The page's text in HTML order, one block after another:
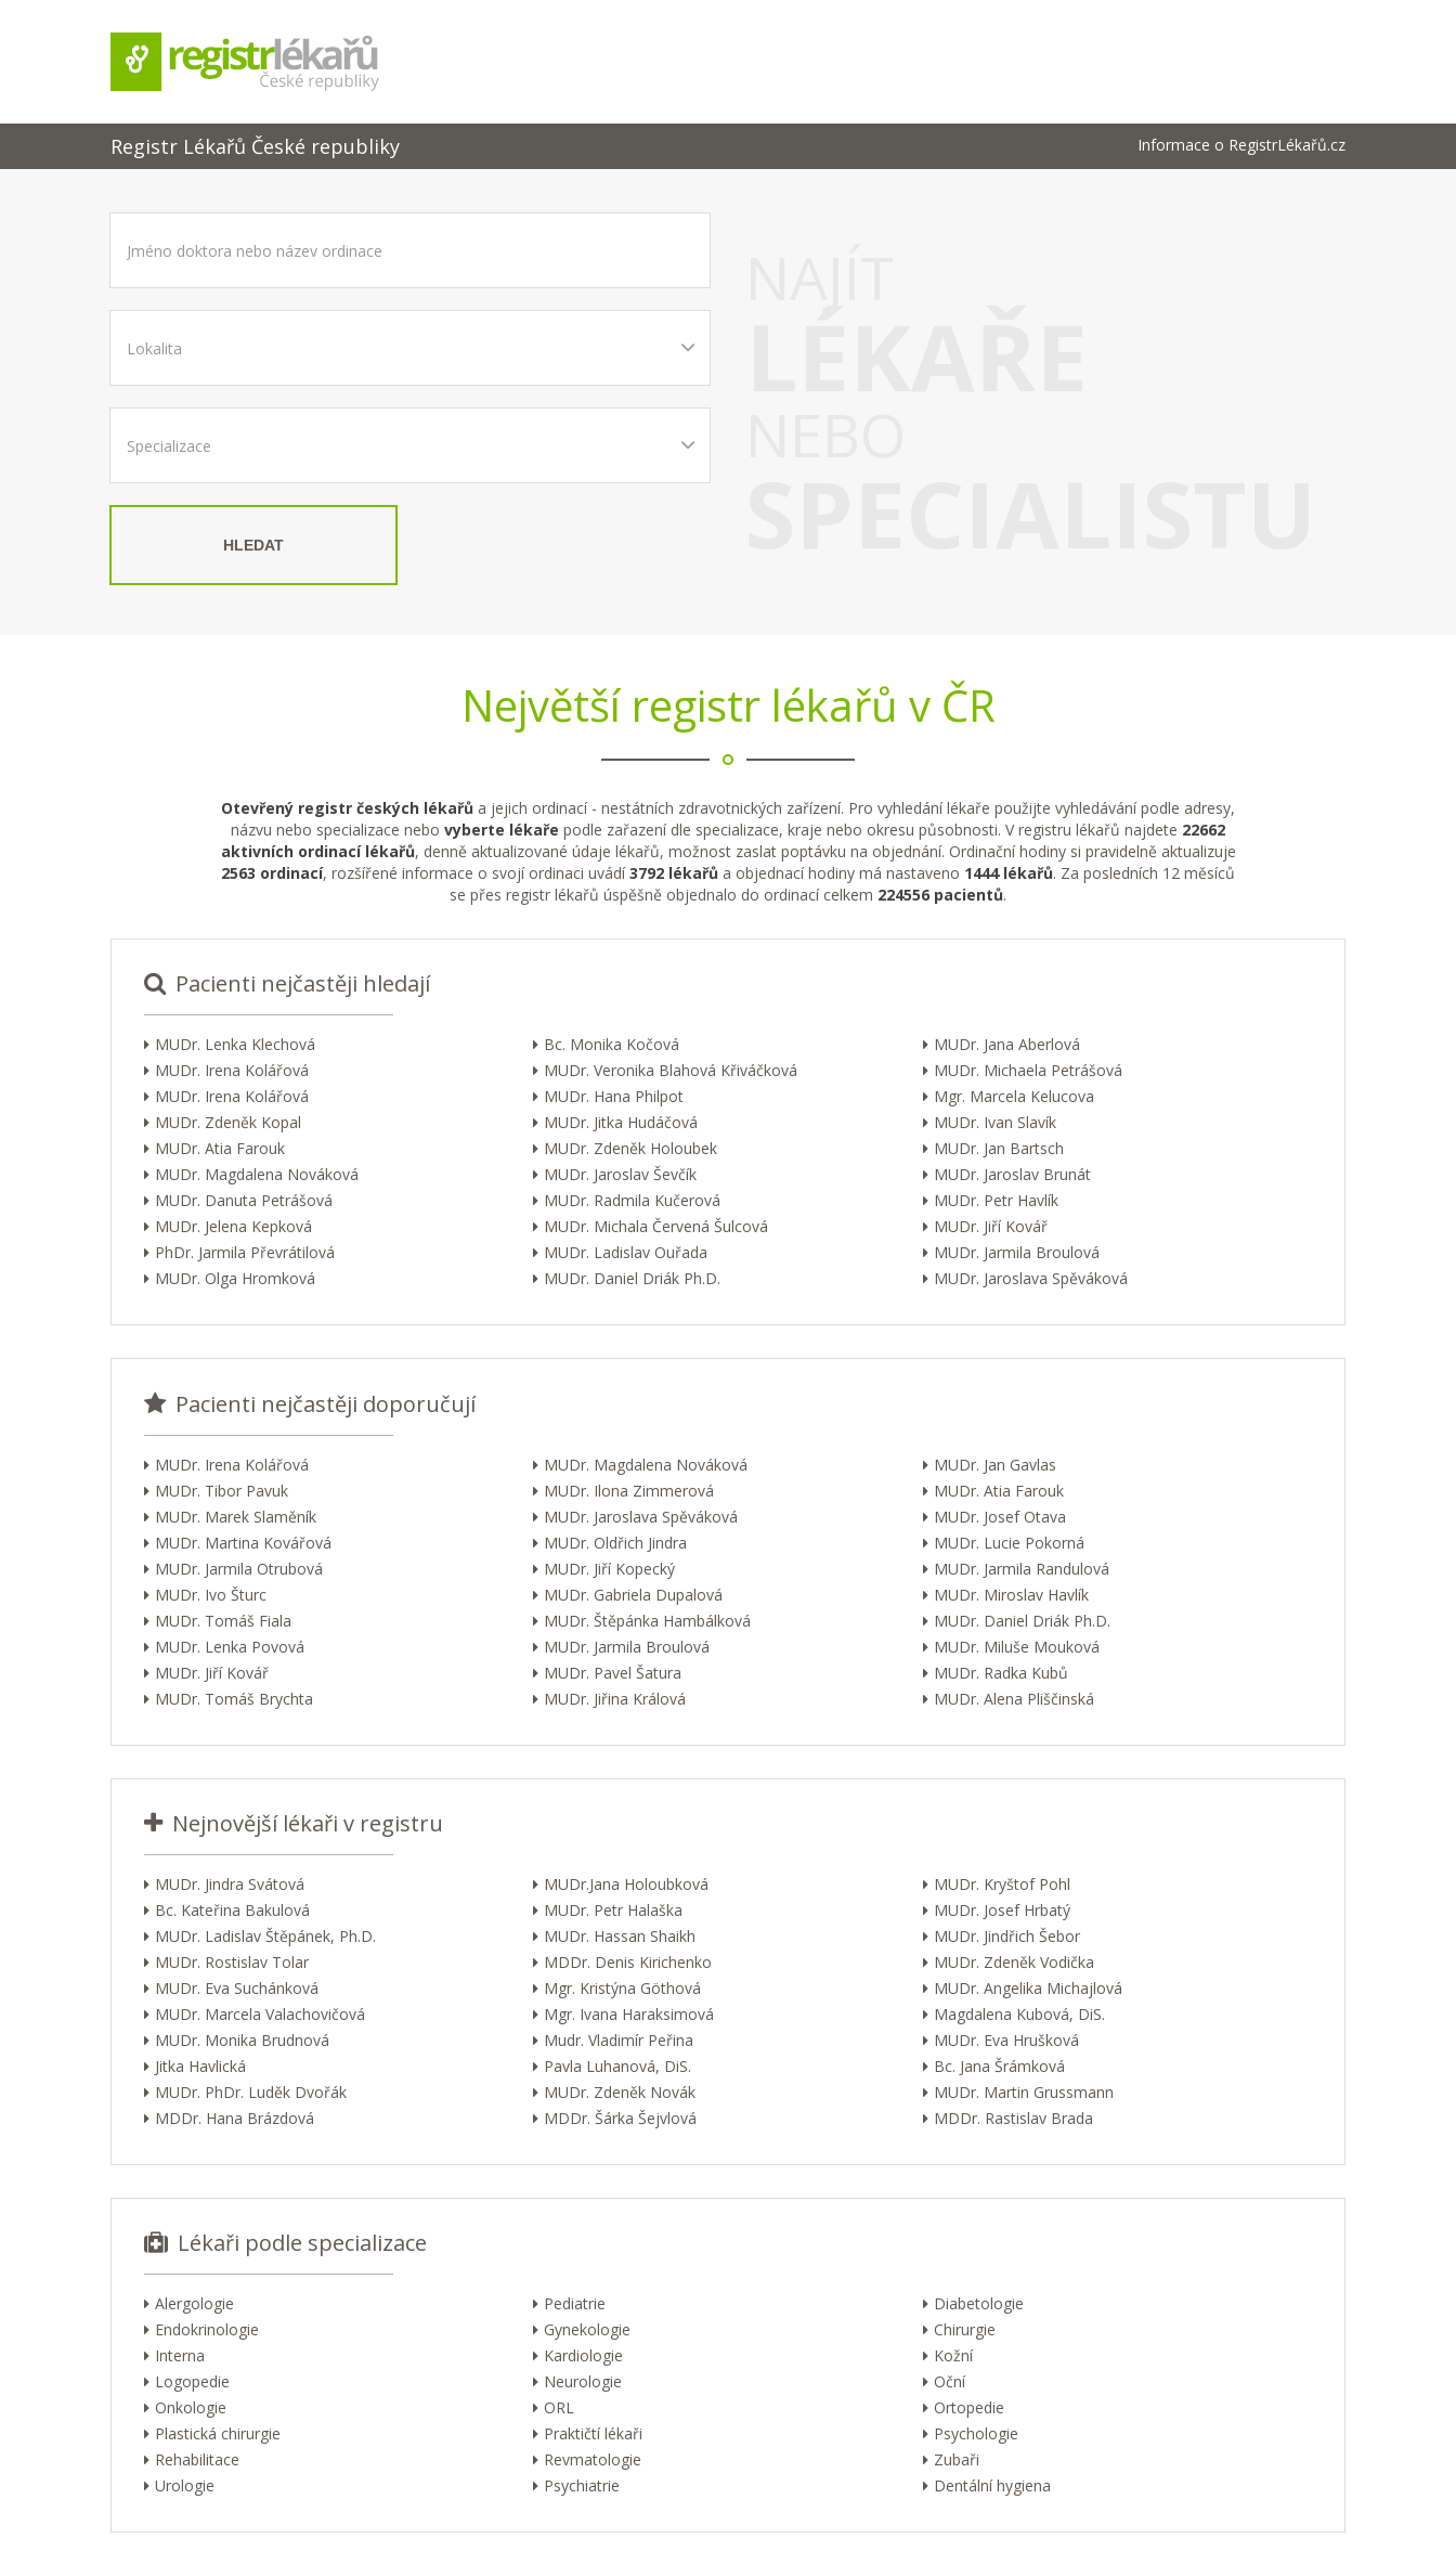
Registr Lékařů České republiky Informace o RegistrLékařů.cz
HLEDAT
Největší registr lékařů v ČR
Otevřený registr českých lékařů a jejich ordinací - nestátních zdravotnických zařízení. Pro vyhledání lékaře použijte vyhledávání podle adresy,
názvu nebo specializace nebo vyberte lékaře podle zařazení dle specializace, kraje nebo okresu působnosti. V registru lékařů najdete 22662
aktivních ordinací lékařů, denně aktualizované údaje lékařů, možnost zaslat poptávku na objednání. Ordinační hodiny si pravidelně aktualizuje
2563 ordinací, rozšířené informace o svojí ordinaci uvádí3792 lékařů a objednací hodiny má nastaveno 1444 lékařů. Za posledních 12 měsíců
se přes registr lékařů úspěšně objednalo do ordinací celkem 224556 pacientů.
Pacienti nejčastěji hledají
MUDr. Lenka Klechová Bc. Monika Kočová
MUDr. Jana Aberlová
MUDr. Irena Kolářová
MUDr. Veronika Blahová Křiváčková
MUDr. Michaela Petrášová
MUDr. Irena Kolářová
MUDr. Hana Philpot
Mgr. Marcela Kelucova
MUDr. Zdeněk Kopal
MUDr. Jitka Hudáčová
MUDr. Ivan Slavík
MUDr. Atia Farouk
MUDr. Zdeněk Holoubek
MUDr. Jan Bartsch
MUDr. Magdalena Nováková
MUDr. Jaroslav Ševčík
MUDr. Jaroslav Brunát
MUDr. Danuta Petrášová
MUDr. Radmila Kučerová
MUDr. Petr Havlík
MUDr. Jelena Kepková
MUDr. Michala Červená Šulcová
MUDr. Jiří Kovář
PhDr. Jarmila Převrátilová
MUDr. Ladislav Ouřada
MUDr. Jarmila Broulová
MUDr. Olga Hromková
MUDr. Daniel Driák Ph.D. MUDr. Jaroslava Spěváková
Pacienti nejčastěji doporučují
MUDr. Irena Kolářová MUDr. Magdalena Nováková
MUDr. Jan Gavlas
MUDr. Tibor Pavuk
MUDr. Ilona Zimmerová
MUDr. Atia Farouk
MUDr. Marek Slaměník
MUDr. Jaroslava Spěváková
MUDr. Josef Otava
MUDr. Martina Kovářová
MUDr. Oldřich Jindra
MUDr. Lucie Pokorná
MUDr. Jarmila Otrubová
MUDr. Jiří Kopecký
MUDr. Jarmila Randulová
MUDr. Ivo Šturc
MUDr. Gabriela Dupalová
MUDr. Miroslav Havlík
MUDr. Tomáš Fiala
MUDr. Štěpánka Hambálková
MUDr. Daniel Driák Ph.D.
MUDr. Lenka Povová
MUDr. Jarmila Broulová
MUDr. Miluše Mouková
MUDr. Jiří Kovář
MUDr. Pavel Šatura
MUDr. Radka Kubů
MUDr. Tomáš Brychta
MUDr. Jiřina Králová MUDr. Alena Pliščinská
Nejnovější lékaři v registru
MUDr. Jindra Svátová MUDr.Jana Holoubková
MUDr. Kryštof Pohl
Bc. Kateřina Bakulová
MUDr. Petr Halaška
MUDr. Josef Hrbatý
MUDr. Ladislav Štěpánek, Ph.D.
MUDr. Hassan Shaikh
MUDr. Jindřich Šebor
MUDr. Rostislav Tolar
MDDr. Denis Kirichenko
MUDr. Zdeněk Vodička
MUDr. Eva Suchánková
Mgr. Kristýna Göthová
MUDr. Angelika Michajlová
MUDr. Marcela Valachovičová
Mgr. Ivana Haraksimová
Magdalena Kubová, DiS.
MUDr. Monika Brudnová
Mudr. Vladimír Peřina
MUDr. Eva Hrušková
Jitka Havlická
Pavla Luhanová, DiS.
Bc. Jana Šrámková
MUDr. PhDr. Luděk Dvořák
MUDr. Zdeněk Novák
MUDr. Martin Grussmann
MDDr. Hana Brázdová
MDDr. Šárka Šejvlová MDDr. Rastislav Brada
Lékaři podle specializace
Alergologie Pediatrie
Diabetologie
Endokrinologie
Gynekologie
Chirurgie
Interna
Kardiologie
Kožní
Logopedie
Neurologie
Oční
Onkologie
ORL
Ortopedie
Plastická chirurgie
Praktičtí lékaři
Psychologie
Rehabilitace
Revmatologie
Zubaři
Urologie
Psychiatrie Dentální hygiena